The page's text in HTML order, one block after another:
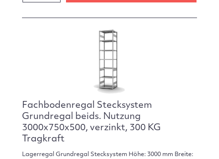
Fachbodenregal Stecksystem
Grundregal beids. Nutzung
3000x750x500, verzinkt, 300 KG
Tragkraft
Lagerregal Grundregal Stecksystem Höhe: 3000 mm Breite: